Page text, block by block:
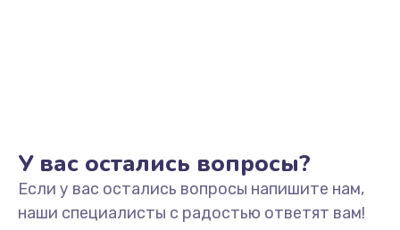
У вас остались вопросы?
Если у вас остались вопросы напишите нам,
наши специалисты с радостью ответят вам!